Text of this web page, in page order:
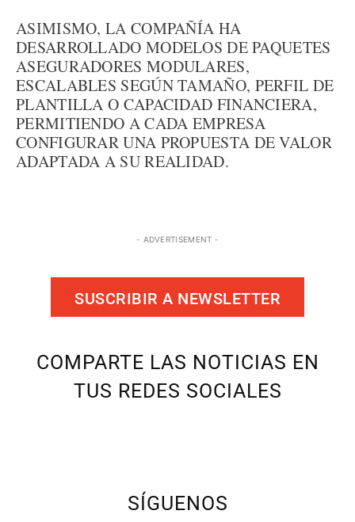
ASIMISMO, LA COMPAÑÍA HA
DESARROLLADO MODELOS DE PAQUETES
ASEGURADORES MODULARES,
ESCALABLES SEGÚN TAMAÑO, PERFIL DE
PLANTILLA O CAPACIDAD FINANCIERA,
PERMITIENDO A CADA EMPRESA
CONFIGURAR UNA PROPUESTA DE VALOR
ADAPTADA A SU REALIDAD.
- ADVERTISEMENT -
SUSCRIBIR A NEWSLETTER
COMPARTE LAS NOTICIAS EN
TUS REDES SOCIALES
SÍGUENOS